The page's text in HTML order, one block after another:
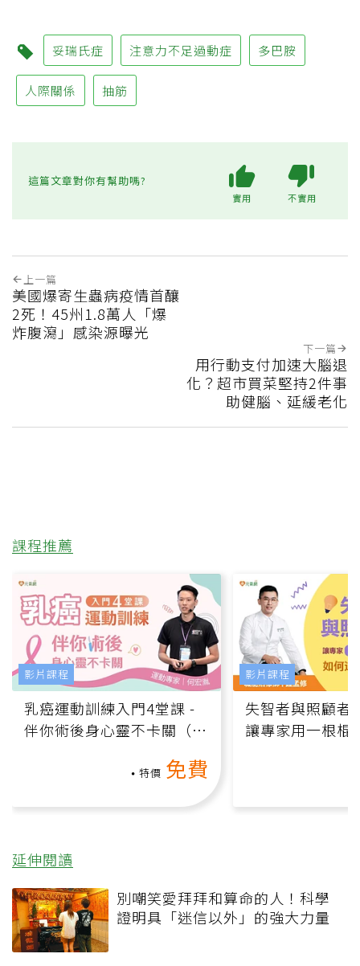
妥瑞氏症 注意力不足過動症 多巴胺
人際關係 抽筋
這篇文章對你有幫助嗎?
實用 不實用
上一篇
美國爆寄生蟲病疫情首釀
2死！45州1.8萬人「爆
炸腹瀉」感染源曝光
下一篇
用行動支付加速大腦退
化？超市買菜堅持2件事
助健腦、延緩老化
課程推薦
乳癌運動訓練入門4堂課 -
伴你術後身心靈不卡關（線
特價 免費
影片課程
失智者與照顧者
讓專家用一根棍
影片課程
延伸閱讀
別嘲笑愛拜拜和算命的人！科學
證明具「迷信以外」的強大力量